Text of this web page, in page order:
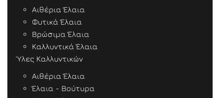
Αιθέρια Έλαια
Φυτικά Έλαια
Βρώσιμα Έλαια
Καλλυντικά Έλαια
Ύλες Καλλυντικών
Αιθέρια Έλαια
Έλαια - Βούτυρα